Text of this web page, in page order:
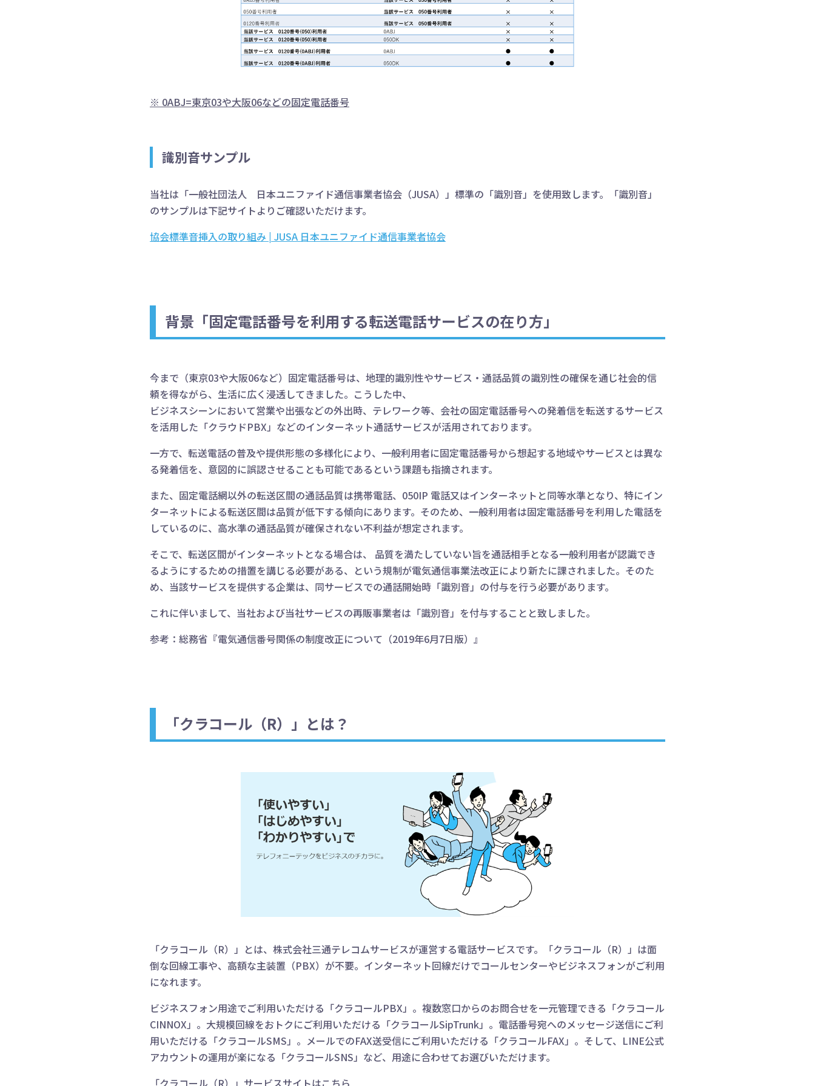
※ 0ABJ=東京03や大阪06などの固定電話番号
識別音サンプル
当社は「一般社団法人 日本ユニファイド通信事業者協会（JUSA）」標準の「識別音」を使用致します。「識別音」
のサンプルは下記サイトよりご確認いただけます。
協会標準音挿入の取り組み | JUSA 日本ユニファイド通信事業者協会
背景「固定電話番号を利用する転送電話サービスの在り方」
今まで（東京03や大阪06など）固定電話番号は、地理的識別性やサービス・通話品質の識別性の確保を通じ社会的信
頼を得ながら、生活に広く浸透してきました。こうした中、
ビジネスシーンにおいて営業や出張などの外出時、テレワーク等、会社の固定電話番号への発着信を転送するサービス
を活用した「クラウドPBX」などのインターネット通話サービスが活用されております。
一方で、転送電話の普及や提供形態の多様化により、一般利用者に固定電話番号から想起する地域やサービスとは異な
る発着信を、意図的に誤認させることも可能であるという課題も指摘されます。
また、固定電話網以外の転送区間の通話品質は携帯電話、050IP 電話又はインターネットと同等水準となり、特にイン
ターネットによる転送区間は品質が低下する傾向にあります。そのため、一般利用者は固定電話番号を利用した電話を
しているのに、高水準の通話品質が確保されない不利益が想定されます。
そこで、転送区間がインターネットとなる場合は、 品質を満たしていない旨を通話相手となる一般利用者が認識でき
るようにするための措置を講じる必要がある、という規制が電気通信事業法改正により新たに課されました。そのた
め、当該サービスを提供する企業は、同サービスでの通話開始時「識別音」の付与を行う必要があります。
これに伴いまして、当社および当社サービスの再販事業者は「識別音」を付与することと致しました。
参考：総務省『電気通信番号関係の制度改正について（2019年6月7日版）』
「クラコール（R）」とは？
「クラコール（R）」とは、株式会社三通テレコムサービスが運営する電話サービスです。「クラコール（R）」は面
倒な回線工事や、高額な主装置（PBX）が不要。インターネット回線だけでコールセンターやビジネスフォンがご利用
になれます。
ビジネスフォン用途でご利用いただける「クラコールPBX」。複数窓口からのお問合せを一元管理できる「クラコール
CINNOX」。大規模回線をおトクにご利用いただける「クラコールSipTrunk」。電話番号宛へのメッセージ送信にご利
用いただける「クラコールSMS」。メールでのFAX送受信にご利用いただける「クラコールFAX」。そして、LINE公式
アカウントの運用が楽になる「クラコールSNS」など、用途に合わせてお選びいただけます。
「クラコール（R）」サービスサイトはこちら